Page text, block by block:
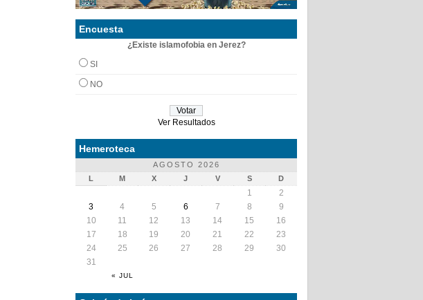
Encuesta
¿Existe islamofobia en Jerez?
SI
NO
Ver Resultados
Hemeroteca
AGOSTO 2026
L
M X J V S D
« JUL
1
2
3
4 5 6 7 8
9
10
11 12 13 14 15
16
17
18 19 20 21 22
23
24
25 26 27 28 29
30
31